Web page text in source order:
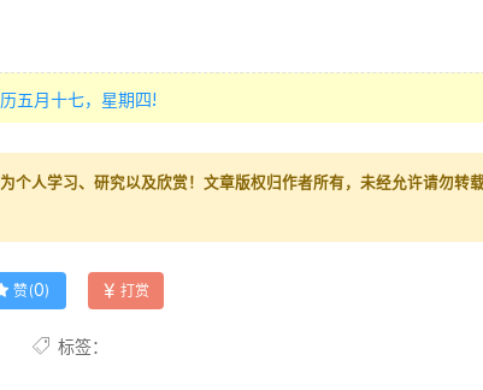
五月十七，星期四!
人学习、研究以及欣赏！文章版权归作者所有，未经允许请勿转
赞(0) 打赏
标签：